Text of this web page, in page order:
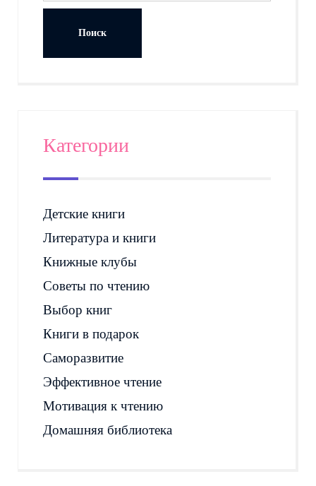
Категории
Детские книги
Литература и книги
Книжные клубы
Советы по чтению
Выбор книг
Книги в подарок
Саморазвитие
Эффективное чтение
Мотивация к чтению
Домашняя библиотека